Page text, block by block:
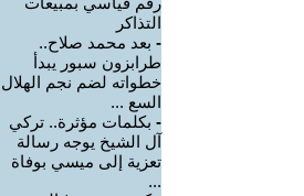
التذاكر
- بعد محمد صلاح..
طرابزون سبور يبدأ
خطواته لضم نجم الهلال
السع ...
- بكلمات مؤثرة.. تركي
آل الشيخ يوجه رسالة
تعزية إلى ميسي بوفاة
...